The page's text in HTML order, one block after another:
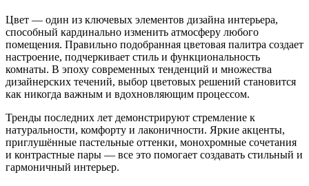
Цвет — один из ключевых элементов дизайна интерьера,
способный кардинально изменить атмосферу любого
помещения. Правильно подобранная цветовая палитра создает
настроение, подчеркивает стиль и функциональность
комнаты. В эпоху современных тенденций и множества
дизайнерских течений, выбор цветовых решений становится
как никогда важным и вдохновляющим процессом.
Тренды последних лет демонстрируют стремление к
натуральности, комфорту и лаконичности. Яркие акценты,
приглушённые пастельные оттенки, монохромные сочетания
и контрастные пары — все это помогает создавать стильный и
гармоничный интерьер.